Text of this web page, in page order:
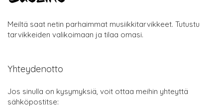
Meiltä saat netin parhaimmat musiikkitarvikkeet. Tutustu
tarvikkeiden valikoimaan ja tilaa omasi.
Yhteydenotto
Jos sinulla on kysymyksiä, voit ottaa meihin yhteyttä
sähköpostitse: